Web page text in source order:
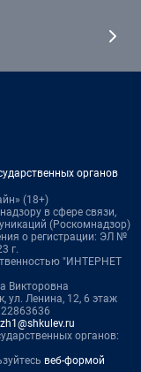
органов
(18+)
в сфере связи,
(Роскомнадзор)
о регистрации: ЭЛ №
г.
"ИНТЕРНЕТ
Викторовна
ул. Ленина, 12, 6 этаж
органов:
веб-формой